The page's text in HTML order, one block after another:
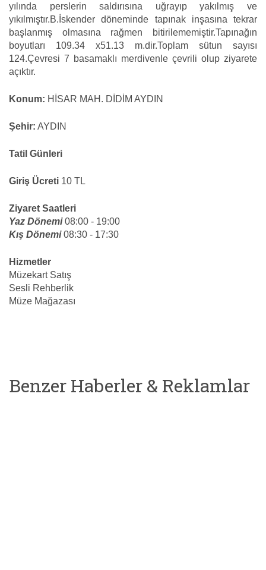
yılında perslerin saldırısına uğrayıp yakılmış ve
yıkılmıştır.B.İskender döneminde tapınak inşasına tekrar
başlanmış olmasına rağmen bitirilememiştir.Tapınağın
boyutları 109.34 x51.13 m.dir.Toplam sütun sayısı
124.Çevresi 7 basamaklı merdivenle çevrili olup ziyarete
açıktır.
Konum: HİSAR MAH. DİDİM AYDIN
Şehir: AYDIN
Tatil Günleri
Giriş Ücreti 10 TL
Ziyaret Saatleri
Yaz Dönemi08:00 - 19:00
Kış Dönemi08:30 - 17:30
Hizmetler
Müzekart Satış
Sesli Rehberlik
Müze Mağazası
Benzer Haberler & Reklamlar